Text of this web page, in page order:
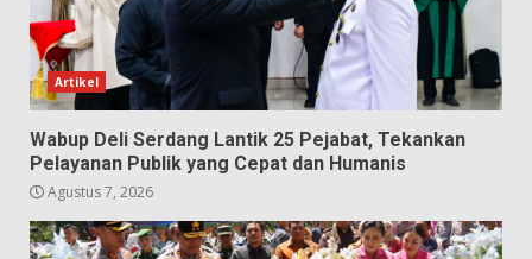
Artikel
Wabup Deli Serdang Lantik 25 Pejabat, Tekankan
Pelayanan Publik yang Cepat dan Humanis
Agustus 7, 2026